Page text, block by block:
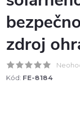
zdroj
Kód: FE-8184